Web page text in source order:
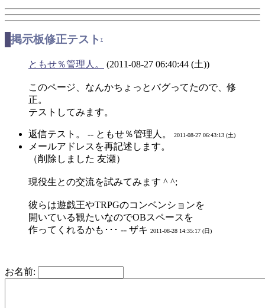
掲示板修正テスト †
ともせ％管理人。 (2011-08-27 06:40:44 (土))
このページ、なんかちょっとバグってたので、修
正。
テストしてみます。
返信テスト。 -- ともせ％管理人。 2011-08-27 06:43:13 (土)
メールアドレスを再記述します。
（削除しました 友瀬）
現役生との交流を試みてみます ^ ^;
彼らは遊戯王やTRPGのコンベンションを
開いている観たいなのでOBスペースを
作ってくれるかも･･･ -- ザキ 2011-08-28 14:35:17 (日)
お名前: